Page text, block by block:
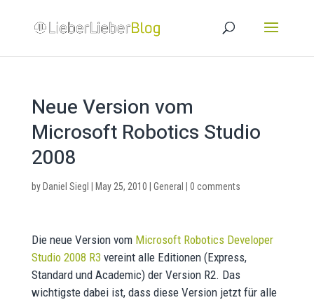
Neue Version vom
Microsoft Robotics Studio
2008
by Daniel Siegl May 25, 2010 General 0 comments
Die neue Version vom Microsoft Robotics Developer
Studio 2008 R3 vereint alle Editionen (Express,
Standard und Academic) der Version R2. Das
wichtigste dabei ist, dass diese Version jetzt für alle